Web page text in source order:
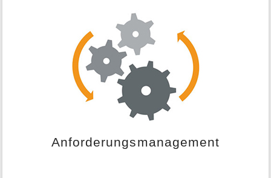
Anforderungsmanagement